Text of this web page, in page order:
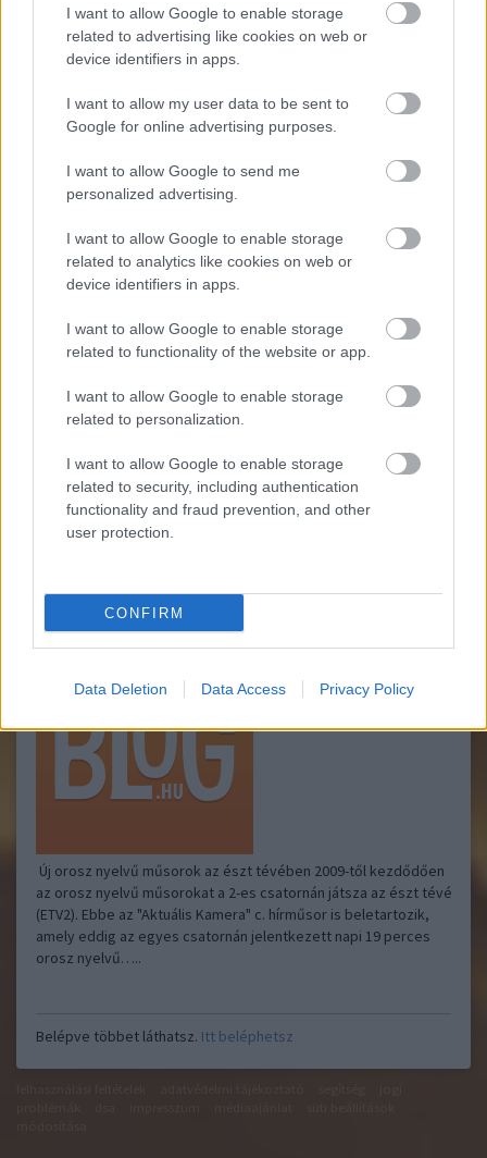
I want to allow Google to enable storage
related to advertising like cookies on web or
device identifiers in apps.
I want to allow my user data to be sent to
Google for online advertising purposes.
I want to allow Google to send me
personalized advertising.
I want to allow Google to enable storage
related to analytics like cookies on web or
device identifiers in apps.
I want to allow Google to enable storage
related to functionality of the website or app.
I want to allow Google to enable storage
related to personalization.
I want to allow Google to enable storage
related to security, including authentication
functionality and fraud prevention, and other
user protection.
CONFIRM
Data Deletion Data Access Privacy Policy
A "Сургутнефтегаз" Kft. három területen végezne
végén Krasznoszelkup-ba (Krasznoszelkup Körzet, Jamal-
Nyenyec AK) látogatott. A Kft. egyelőre csak próbafúrásokat
FINNUGOROKRÓL NEM CSAK FINNUGOROKNAK
Finnugor
színházfesztivál Joskar-Olában II.
2008.12.01 11:00:00
Egy korábbi írásban már hírt adtunk a készülő
Nemzeti Színház kapta a finnugor színházfesztivál első
díjátNovember 24-én rendezték meg a Mari Köztársaság
fővárosában, Joskar-Olában a VII. "Majatul"…..
FINNUGOROKRÓL NEM CSAK FINNUGOROKNAK
Észtek kontra
2008.11.27 13:14:00
Új orosz nyelvű műsorok az észt tévében 2009-től kezdődően
az orosz nyelvű műsorokat a 2-es csatornán játsza az észt tévé
(ETV2). Ebbe az "Aktuális Kamera" c. hírműsor is beletartozik,
amely eddig az egyes csatornán jelentkezett napi 19 perces
orosz nyelvű…..
Belépve többet láthatsz. Itt beléphetsz